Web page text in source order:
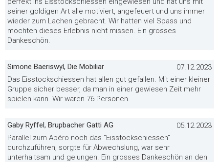
seiner goldigen Art alle motiviert, angefeuert und uns immer
wieder zum Lachen gebracht. Wir hatten viel Spass und
möchten dieses Erlebnis nicht missen. Ein grosses
Dankeschön.
Simone Baeriswyl, Die Mobiliar
07.12.2023
Das Eisstockschiessen hat allen gut gefallen. Mit einer kleiner
Gruppe sicher besser, da man in einer gewiesen Zeit mehr
spielen kann. Wir waren 76 Personen.
Gaby Ryffel, Brupbacher Gatti AG
05.12.2023
Parallel zum Apéro noch das "Eisstockschiessen"
durchzuführen, sorgte für Abwechslung, war sehr
unterhaltsam und gelungen. Ein grosses Dankeschön an den